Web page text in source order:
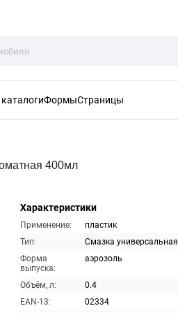
ФормыСтраницы
400мл
Характеристики
Применение:
пластик
Тип:
Смазка универсальная
Форма
выпуска:
аэрозоль
Объём, л:
0.4
EAN-13:
02334